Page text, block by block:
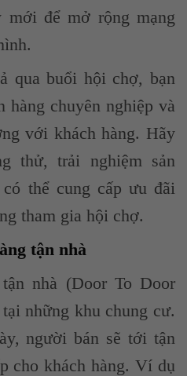
mới để mở rộng mạng
qua buổi hội chợ, bạn
hàng chuyên nghiệp và
với khách hàng. Hãy
thử, trải nghiệm sản
thể cung cấp ưu đãi
tham gia hội chợ.
tận nhà
nhà (Door To Door
những khu chung cư.
người bán sẽ tới tận
cho khách hàng. Ví dụ